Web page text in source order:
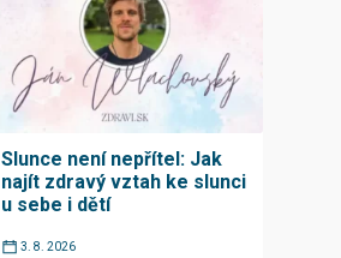
Slunce není nepřítel: Jak
najít zdravý vztah ke slunci
u sebe i dětí
3. 8. 2026